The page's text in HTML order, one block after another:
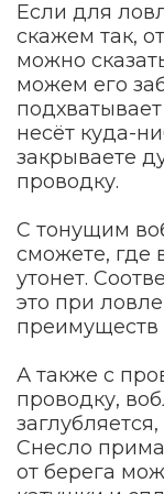
Если для
скажем так,
можно
можем его
несёт куда-
закрываете
проводку.
С тонущим
сможете, где
утонет.
это при
А также с
проводку,
Снесло
от берега